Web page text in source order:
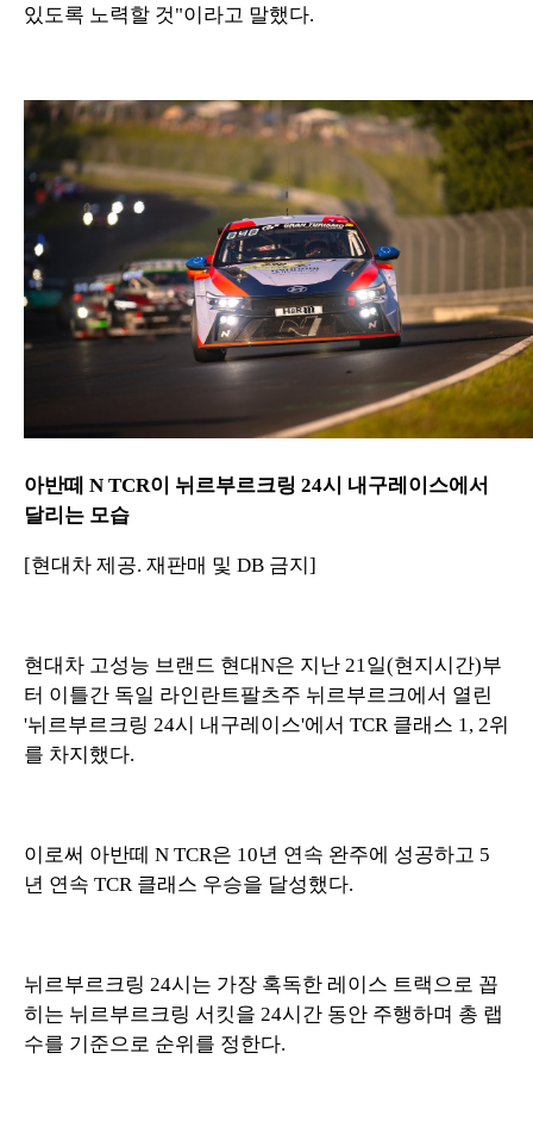
있도록 노력할 것"이라고 말했다.
아반떼 N TCR이 뉘르부르크링 24시 내구레이스에서
달리는 모습
[현대차 제공. 재판매 및 DB 금지]
현대차 고성능 브랜드 현대N은 지난 21일(현지시간)부
터 이틀간 독일 라인란트팔츠주 뉘르부르크에서 열린
'뉘르부르크링 24시 내구레이스'에서 TCR 클래스 1, 2위
를 차지했다.
이로써 아반떼 N TCR은 10년 연속 완주에 성공하고 5
년 연속 TCR 클래스 우승을 달성했다.
뉘르부르크링 24시는 가장 혹독한 레이스 트랙으로 꼽
히는 뉘르부르크링 서킷을 24시간 동안 주행하며 총 랩
수를 기준으로 순위를 정한다.